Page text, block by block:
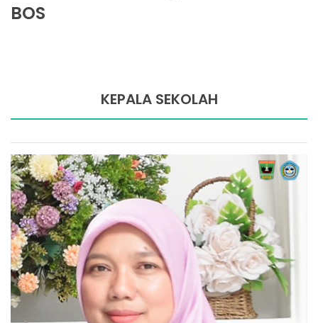
KEPALA SEKOLAH
BOS